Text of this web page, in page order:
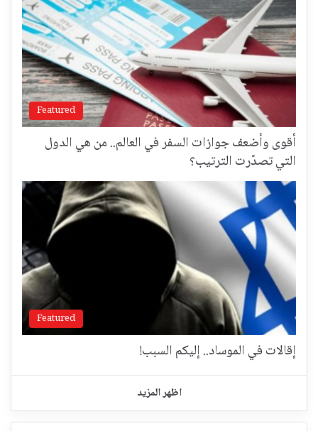
Featured
أقوى وأضعف جوازات السفر في العالم.. من هي الدول
التي تصدّرت الترتيب؟
Featured
إقالات في الموساد.. إليكم السبب!
اظهر المزيد